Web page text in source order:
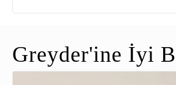
Greyder'ine İyi